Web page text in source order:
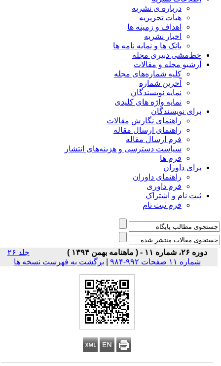
درباره ی نشریه
هیات تحریریه
اهداف و زمینه ها
اخبار نشریه
بانک ها و نمایه نامه ها
خط‌مشی دبیری مجله
آرشیو مجله و مقالات
کلیه شماره‌های مجله
آخرین شماره
نمایه نویسندگان
نمایه واژه های کلیدی
برای نویسندگان
راهنمای نگارش مقالات
راهنمای ارسال مقاله
فرم ارسال مقاله
سیاست دسترسی و هزینه‌های انتشار
فرم ها
برای داوران
راهنمای داوران
فرم داوری
ثبت نام و اشتراک
فرم ثبت نام
دوره ۲۶، شماره ۱۱ - ( ماهنامه بهمن ۱۳۹۴ )
جلد ۲۶
شماره ۱۱ صفحات ۹۹۲-۹۸۴
| برگشت به فهرست نسخه ها